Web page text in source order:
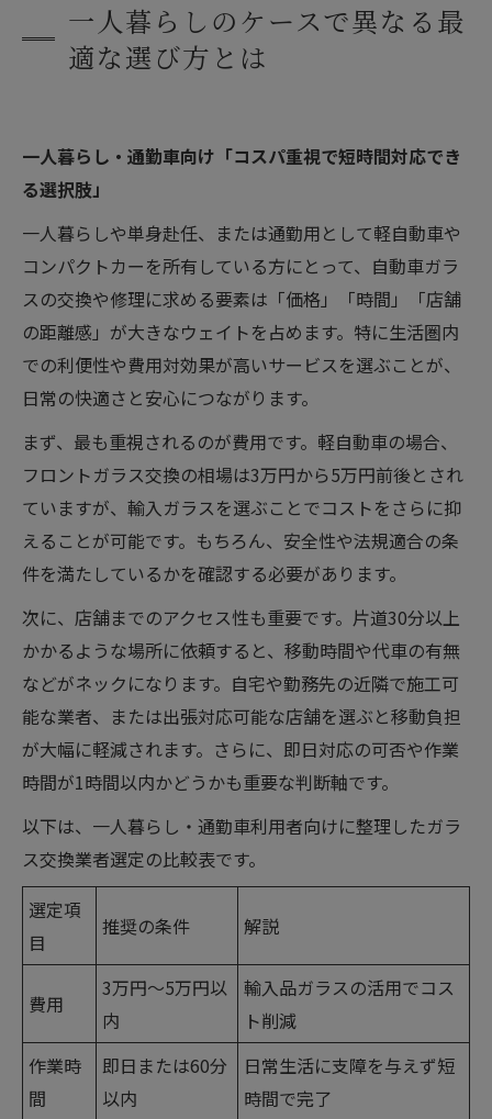
一人暮らしのケースで異なる最
適な選び方とは
一人暮らし・通勤車向け「コスパ重視で短時間対応でき
る選択肢」
一人暮らしや単身赴任、または通勤用として軽自動車や
コンパクトカーを所有している方にとって、自動車ガラ
スの交換や修理に求める要素は「価格」「時間」「店舗
の距離感」が大きなウェイトを占めます。特に生活圏内
での利便性や費用対効果が高いサービスを選ぶことが、
日常の快適さと安心につながります。
まず、最も重視されるのが費用です。軽自動車の場合、
フロントガラス交換の相場は3万円から5万円前後とされ
ていますが、輸入ガラスを選ぶことでコストをさらに抑
えることが可能です。もちろん、安全性や法規適合の条
件を満たしているかを確認する必要があります。
次に、店舗までのアクセス性も重要です。片道30分以上
かかるような場所に依頼すると、移動時間や代車の有無
などがネックになります。自宅や勤務先の近隣で施工可
能な業者、または出張対応可能な店舗を選ぶと移動負担
が大幅に軽減されます。さらに、即日対応の可否や作業
時間が1時間以内かどうかも重要な判断軸です。
以下は、一人暮らし・通勤車利用者向けに整理したガラ
ス交換業者選定の比較表です。
選定項
目
推奨の条件 解説
費用
3万円〜5万円以
内
輸入品ガラスの活用でコス
ト削減
作業時
間
即日または60分
以内
日常生活に支障を与えず短
時間で完了